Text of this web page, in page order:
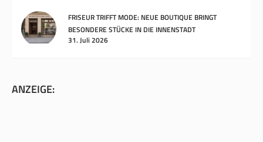
FRISEUR TRIFFT MODE: NEUE BOUTIQUE BRINGT
BESONDERE STÜCKE IN DIE INNENSTADT
31. Juli 2026
ANZEIGE: